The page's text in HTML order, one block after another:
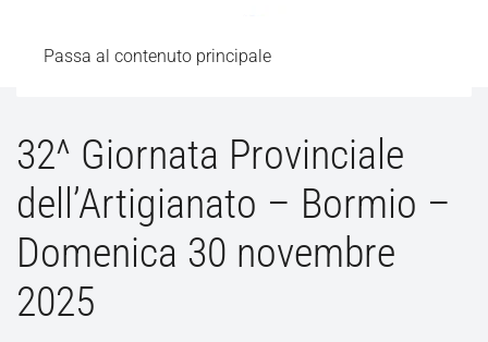
Passa al contenuto principale
32^ Giornata Provinciale
dell’Artigianato – Bormio –
Domenica 30 novembre
2025